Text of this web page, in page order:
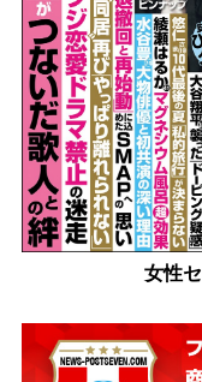
女性